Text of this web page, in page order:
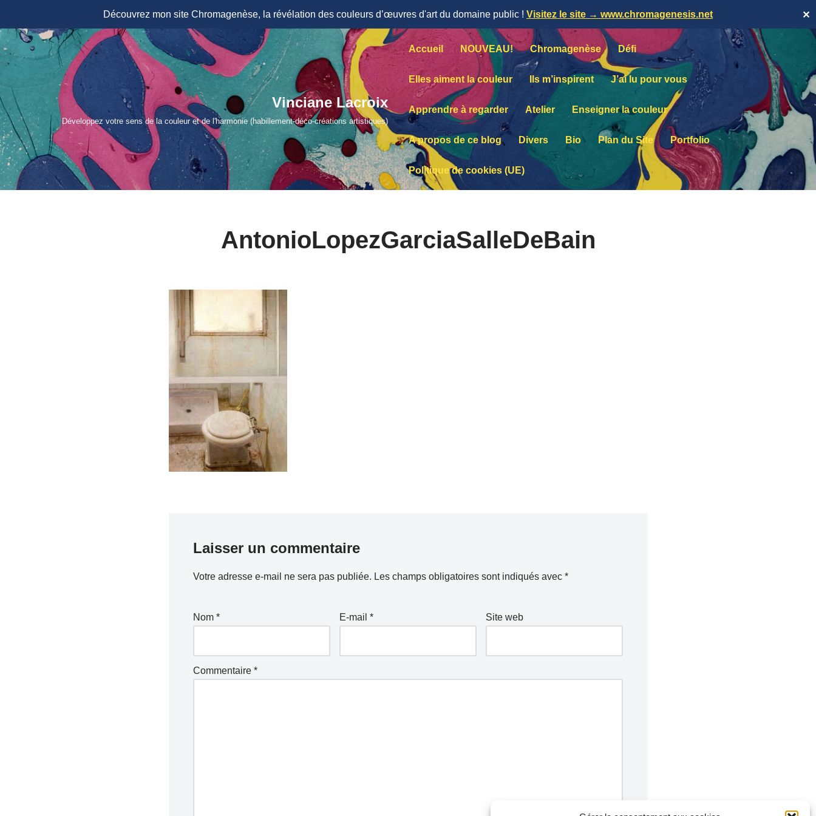
Découvrez mon site Chromagenèse, la révélation des couleurs d’œuvres d'art du domaine public ! Visitez le site → www.chromagenesis.net ✕
Aller
contenu
Vinciane Lacroix
Développez votre sens de la couleur et de l'harmonie (habillement-déco-créations artistiques)
Accueil NOUVEAU! Chromagenèse Défi
Elles aiment la couleur Ils m’inspirent J’ai lu pour vous
Apprendre à regarder Atelier Enseigner la couleur
A propos de ce blog Divers Bio Plan du Site Portfolio
Politique de cookies (UE)
AntonioLopezGarciaSalleDeBain
Laisser un commentaire
Votre adresse e-mail ne sera pas publiée. Les champs obligatoires sont indiqués avec *
Nom * E-mail * Site web
Commentaire *